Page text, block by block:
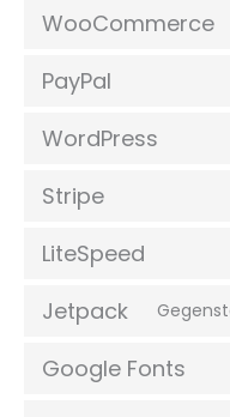
WooCommerce
PayPal
WordPress
Stripe
LiteSpeed
Jetpack
Google Fonts